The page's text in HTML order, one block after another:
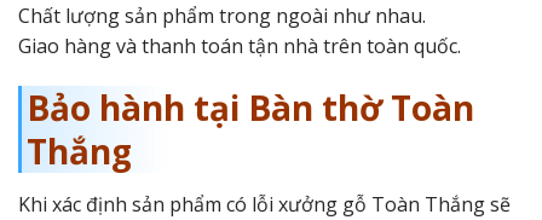
Chất lượng sản phẩm trong ngoài như nhau.
Giao hàng và thanh toán tận nhà trên toàn quốc.
Bảo hành tại Bàn thờ Toàn
Thắng
Khi xác định sản phẩm có lỗi xưởng gỗ Toàn Thắng sẽ